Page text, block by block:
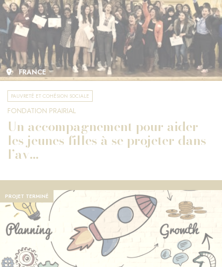
FRANCE
PAUVRETÉ ET COHÉSION SOCIALE
FONDATION PRAIRIAL
Un accompagnement pour aider
les jeunes filles à se projeter dans
l’av...
PROJET TERMINÉ